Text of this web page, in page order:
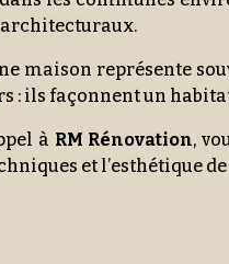
maison représente
: ils façonnent un
à RM Rénovation,
et l’esthétique